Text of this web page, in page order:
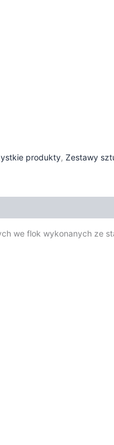
produkty, Zestawy
we flok wykonanych ze